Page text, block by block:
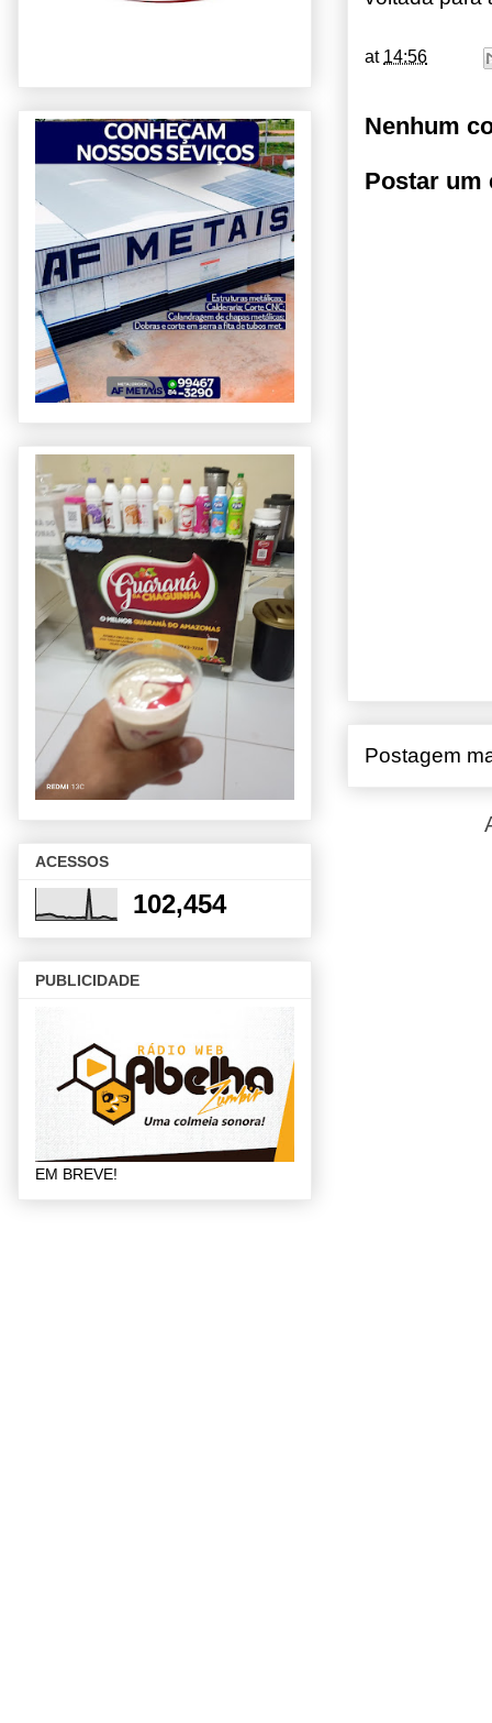
at 14:56
Nenhum
Postar um
Postagem
ACESSOS
102,454
PUBLICIDADE
EM BREVE!